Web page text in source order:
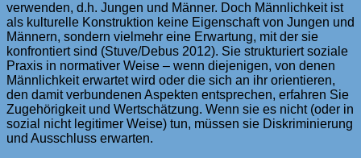
verwenden, d.h. Jungen und Männer. Doch Männlichkeit ist
als kulturelle Konstruktion keine Eigenschaft von Jungen und
Männern, sondern vielmehr eine Erwartung, mit der sie
konfrontiert sind (Stuve/Debus 2012). Sie strukturiert soziale
Praxis in normativer Weise – wenn diejenigen, von denen
Männlichkeit erwartet wird oder die sich an ihr orientieren,
den damit verbundenen Aspekten entsprechen, erfahren Sie
Zugehörigkeit und Wertschätzung. Wenn sie es nicht (oder in
sozial nicht legitimer Weise) tun, müssen sie Diskriminierung
und Ausschluss erwarten.